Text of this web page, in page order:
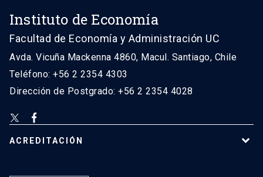
Instituto de Economía
Facultad de Economía y Administración UC
Avda. Vicuña Mackenna 4860, Macul. Santiago, Chile
Teléfono: +56 2 2354 4303
Dirección de Postgrado: +56 2 2354 4028
ACREDITACIÓN